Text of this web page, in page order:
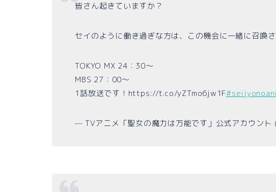
皆さん起きていますか？
セイのように働き過ぎな方は、この機会に一緒に召喚
TOKYO MX 24：30～
MBS 27：00～
1話放送です！https://t.co/yZTmo6jw1F
— TVアニメ「聖女の魔力は万能です」公式アカウン